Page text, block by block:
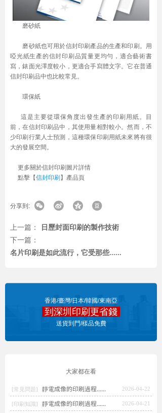
磨砂紙
磨砂紙也可用於信封印刷產品的生產和印刷。用
啞光紙生產的信封印刷品質量更均勻，適合藝術書
寫，錶面光澤度較小，更適合手寫體文字。它在普通
信封印刷品中也比較常見。
環保紙
這是主要從環保角度出發生產的印刷用紙。目
前，在信封印刷品中，其使用量相對較小。然而，不
少印刷行業人士預測，這種環保印刷用紙未來將有很
大的發展空間。
更多關於信封印刷圖片詳情
點擊【信封印刷】產品頁
分享到:
上一篇：
日歷封面印刷的製作技術
下一篇：
名片印刷是如此流行，它受那些......
點擊報價
香港/臺灣/日本/韓國/東南亞
到深圳印刷更省錢
送貨到門/樣品免費
大家都在看
[常見問題] 靜電成像的印刷過程...... 2026-04-22
[印刷知識] 靜電成像的印刷過程...... 2026-04-21